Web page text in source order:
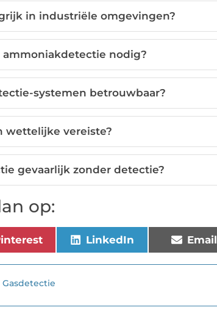
in industriële omgevingen?
nodig?
systemen betrouwbaar?
wettelijke vereiste?
gevaarlijk zonder detectie?
op:
LinkedIn Email
Gasdetectie